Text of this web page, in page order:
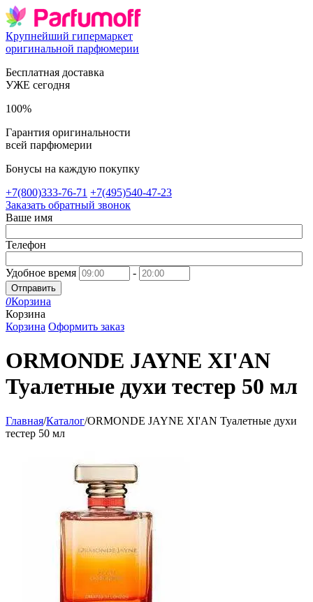
Крупнейший гипермаркет
оригинальной парфюмерии
Бесплатная доставка
УЖЕ сегодня
100%
Гарантия оригинальности
всей парфюмерии
Бонусы на каждую покупку
+7(800)333-76-71 +7(495)540-47-23
Заказать обратный звонок
Ваше имя
Телефон
Удобное время -
Отправить
0Корзина
Корзина
Корзина Оформить заказ
ORMONDE JAYNE XI'AN
Туалетные духи тестер 50 мл
Главная/Каталог/ORMONDE JAYNE XI'AN Туалетные духи
тестер 50 мл